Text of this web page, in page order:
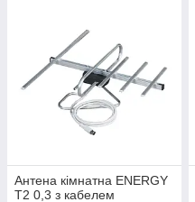
Антена кімнатна ENERGY
Т2 0,3 з кабелем